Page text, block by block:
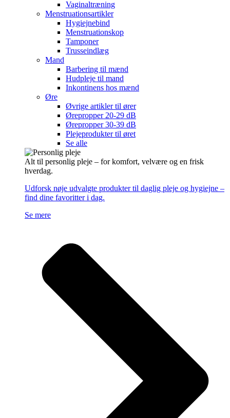
Vaginaltræning
Menstruationsartikler
Hygiejnebind
Menstruationskop
Tamponer
Trusseindlæg
Mand
Barbering til mænd
Hudpleje til mand
Inkontinens hos mænd
Øre
Øvrige artikler til ører
Ørepropper 20-29 dB
Ørepropper 30-39 dB
Plejeprodukter til øret
Se alle
Alt til personlig pleje – for komfort, velvære og en frisk
hverdag.
Udforsk nøje udvalgte produkter til daglig pleje og hygiejne –
find dine favoritter i dag.
Se mere